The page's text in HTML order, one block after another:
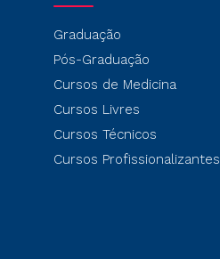
Graduação
Pós-Graduação
Cursos de Medicina
Cursos Livres
Cursos Técnicos
Cursos Profissionalizantes